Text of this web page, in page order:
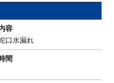
容
口水漏れ
間